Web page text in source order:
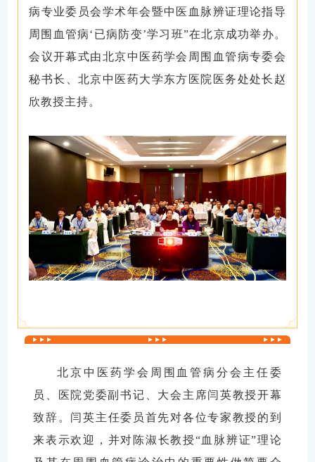
病专业委员会学术年会暨中医血脉辨证理论指导
周围血管病‘ 已病防变’学习班”在北京成功举办。
会议开幕式由北京中医药学会周围血管病专委会
秘书长
北京中医药大学东方医院医务处处长赵
欣教授主持。
北京中医药学会周围血管病分会主任委
员、医院党委副书记、大会主席闫英教授开幕
致辞 。 闫英主任委员首先对各位专家教授的到
来表示欢迎，并对陈淑长教授“血脉辨证”理论